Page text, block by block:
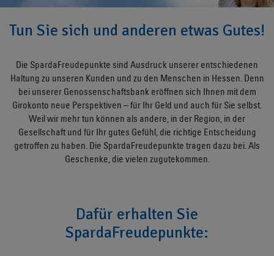
Tun Sie sich und anderen etwas Gutes!
Die SpardaFreudepunkte sind Ausdruck unserer entschiedenen
Haltung zu unseren Kunden und zu den Menschen in Hessen. Denn
bei unserer Genossenschaftsbank eröffnen sich Ihnen mit dem
Girokonto neue Perspektiven – für Ihr Geld und auch für Sie selbst.
Weil wir mehr tun können als andere, in der Region, in der
Gesellschaft und für Ihr gutes Gefühl, die richtige Entscheidung
getroffen zu haben. Die SpardaFreudepunkte tragen dazu bei. Als
Geschenke, die vielen zugutekommen.
Dafür erhalten Sie
SpardaFreudepunkte: